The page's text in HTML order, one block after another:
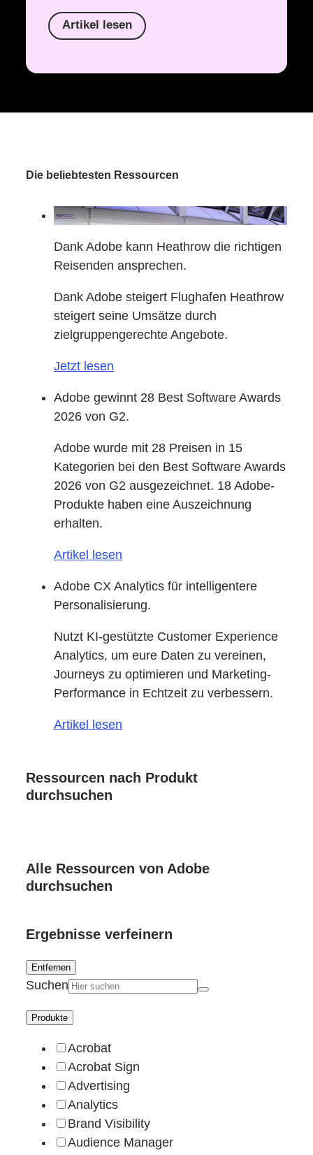
Artikel lesen
Die beliebtesten Ressourcen
Dank Adobe kann Heathrow die richtigen
Reisenden ansprechen.
Dank Adobe steigert Flughafen Heathrow
steigert seine Umsätze durch
zielgruppengerechte Angebote.
Jetzt lesen
Adobe gewinnt 28 Best Software Awards
2026 von G2.
Adobe wurde mit 28 Preisen in 15
Kategorien bei den Best Software Awards
2026 von G2 ausgezeichnet. 18 Adobe-
Produkte haben eine Auszeichnung
erhalten.
Artikel lesen
Adobe CX Analytics für intelligentere
Personalisierung.
Nutzt KI-gestützte Customer Experience
Analytics, um eure Daten zu vereinen,
Journeys zu optimieren und Marketing-
Performance in Echtzeit zu verbessern.
Artikel lesen
Ressourcen nach Produkt
durchsuchen
Alle Ressourcen von Adobe
durchsuchen
Ergebnisse verfeinern
Entfernen
Suchen
Produkte
Acrobat
Acrobat Sign
Advertising
Analytics
Brand Visibility
Audience Manager